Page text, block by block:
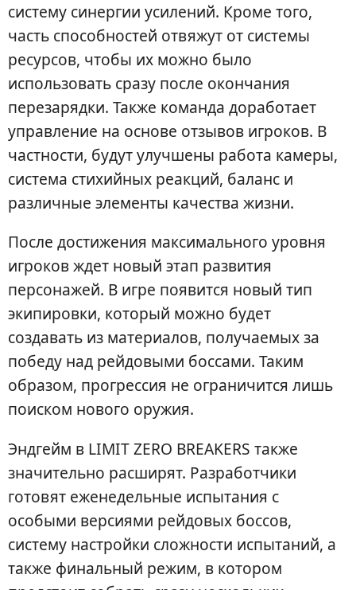
систему синергии усилений. Кроме того,
часть способностей отвяжут от системы
ресурсов, чтобы их можно было
использовать сразу после окончания
перезарядки. Также команда доработает
управление на основе отзывов игроков. В
частности, будут улучшены работа камеры,
система стихийных реакций, баланс и
различные элементы качества жизни.
После достижения максимального уровня
игроков ждет новый этап развития
персонажей. В игре появится новый тип
экипировки, который можно будет
создавать из материалов, получаемых за
победу над рейдовыми боссами. Таким
образом, прогрессия не ограничится лишь
поиском нового оружия.
Эндгейм в LIMIT ZERO BREAKERS также
значительно расширят. Разработчики
готовят еженедельные испытания с
особыми версиями рейдовых боссов,
систему настройки сложности испытаний, а
также финальный режим, в котором